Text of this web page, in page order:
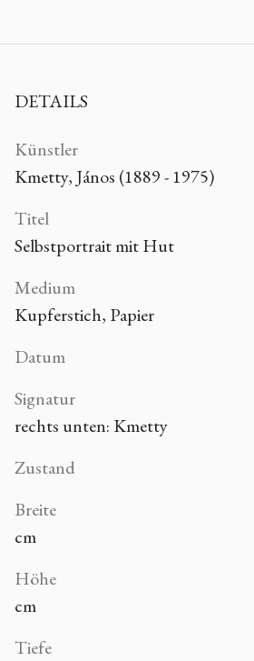
DETAILS
Künstler
Kmetty, János (1889 - 1975)
Titel
Selbstportrait mit Hut
Medium
Kupferstich, Papier
Datum
Signatur
rechts unten: Kmetty
Zustand
Breite
cm
Höhe
cm
Tiefe